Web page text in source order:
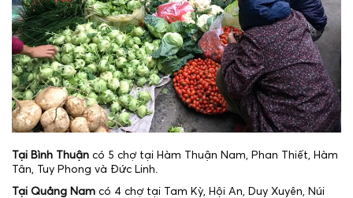
Tại Bình Thuận có 5 chợ tại Hàm Thuận Nam, Phan Thiết, Hàm
Tân, Tuy Phong và Đức Linh.
Tại Quảng Nam có 4 chợ tại Tam Kỳ, Hội An, Duy Xuyên, Núi